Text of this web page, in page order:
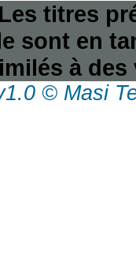
titres
sont en
à
© Masi